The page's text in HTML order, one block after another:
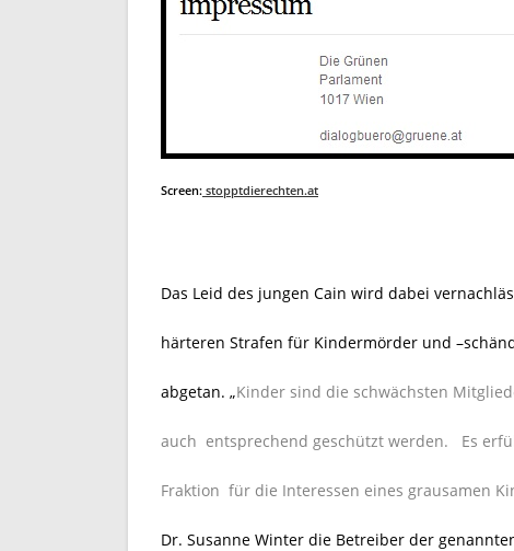
Screen: stopptdierechten.at
Das Leid des jungen Cain wird dabei
härteren Strafen für Kindermörder und
abgetan. „Kinder sind die schwächsten
auch entsprechend geschützt werden. Es
Fraktion für die Interessen eines grausamen
Dr. Susanne Winter die Betreiber der